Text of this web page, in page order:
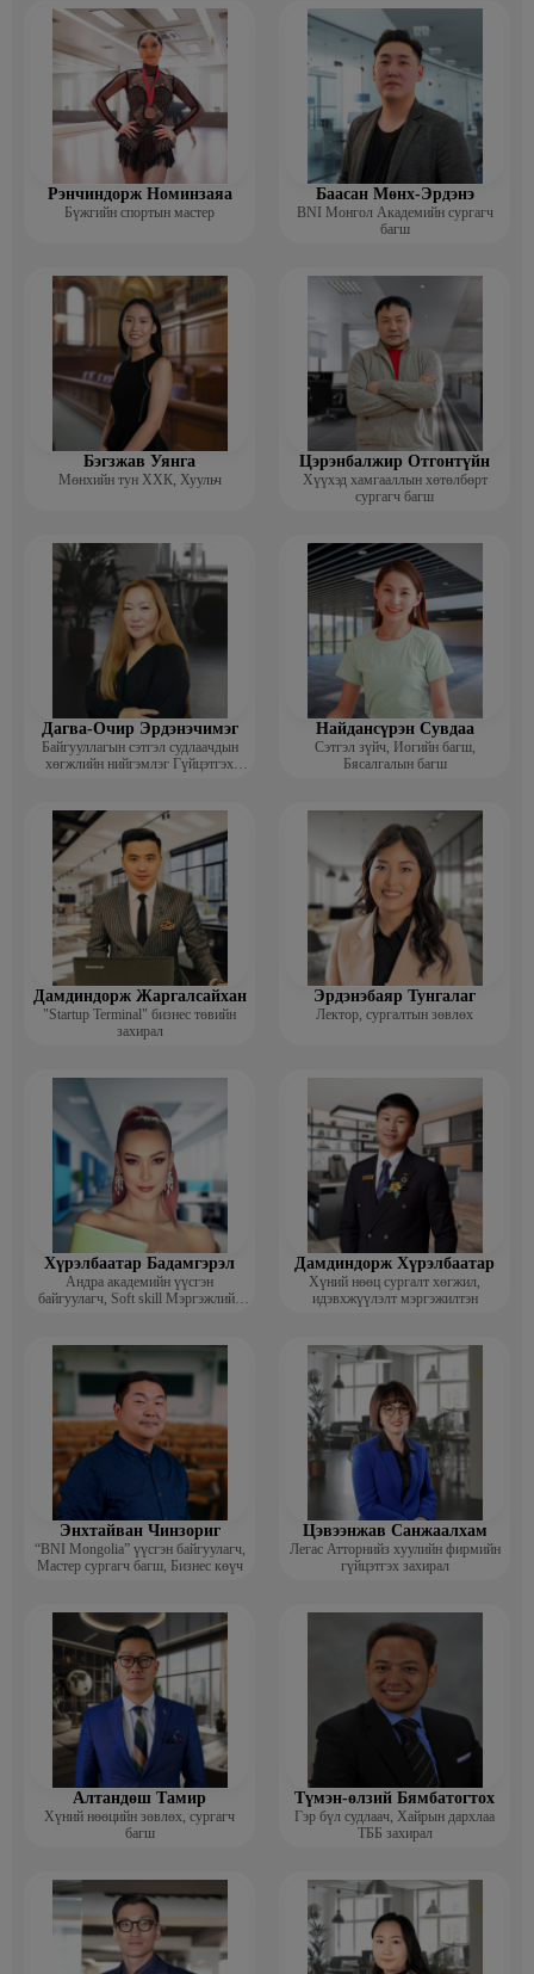
Рэнчиндорж Номинзаяа
Бүжгийн спортын мастер
Баасан Мөнх-Эрдэнэ
BNI Монгол Академийн сургагч
багш
Бэгзжав Уянга
Мөнхийн тун ХХК, Хуульч
Цэрэнбалжир Отгонтүйн
Хүүхэд хамгааллын хөтөлбөрт
сургагч багш
Дагва-Очир Эрдэнэчимэг
Байгууллагын сэтгэл судлаачдын
хөгжлийн нийгэмлэг Гүйцэтгэх
Найдансүрэн Сувдаа
Сэтгэл зүйч, Иогийн багш,
Бясалгалын багш
Дамдиндорж Жаргалсайхан
"Startup Terminal" бизнес төвийн
захирал
Эрдэнэбаяр Тунгалаг
Лектор, сургалтын зөвлөх
Хүрэлбаатар Бадамгэрэл
Андра академийн үүсгэн
байгуулагч, Soft skill Мэргэжлийн
Дамдиндорж Хүрэлбаатар
Хүний нөөц сургалт хөгжил,
идэвхжүүлэлт мэргэжилтэн
Энхтайван Чинзориг
“BNI Mongolia” үүсгэн байгуулагч,
Мастер сургагч багш, Бизнес көүч
Цэвээнжав Санжаалхам
Легас Атторнийз хуулийн фирмийн
гүйцэтгэх захирал
Алтандөш Тамир
Хүний нөөцийн зөвлөх, сургагч
багш
Түмэн-өлзий Бямбатогтох
Гэр бүл судлаач, Хайрын дархлаа
ТББ захирал